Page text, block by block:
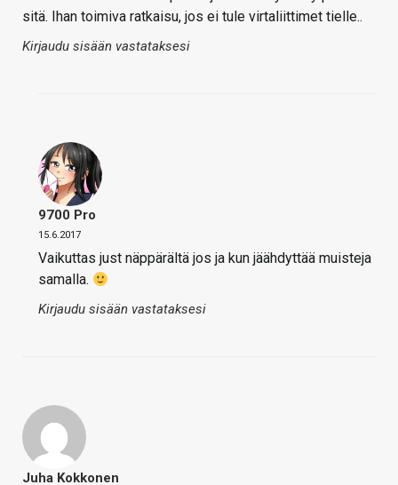
sitä. Ihan toimiva ratkaisu, jos ei tule virtaliittimet tielle..
Kirjaudu sisään vastataksesi
9700 Pro
15.6.2017
Vaikuttas just näppärältä jos ja kun jäähdyttää muisteja
samalla.
Kirjaudu sisään vastataksesi
Juha Kokkonen